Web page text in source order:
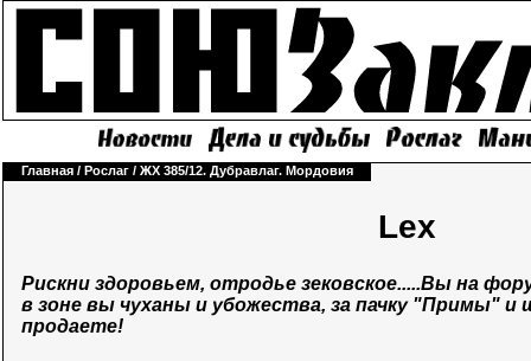
Главная / Рослаг / ЖХ 385/12. Дубравлаг. Мордовия
Lex
Рискни здоровьем, отродье зековское.....Вы на
в зоне вы чуханы и убожества, за пачку "Примы" и
продаете!